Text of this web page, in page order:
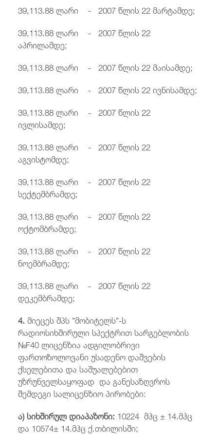
39,113.88 ლარი - 2007 წლის 22 მარტამდე;
39,113.88 ლარი - 2007 წლის 22
აპრილამდე;
39,113.88 ლარი - 2007 წლის 22 მაისამდე;
39,113.88 ლარი - 2007 წლის 22 ივნისამდე;
39,113.88 ლარი - 2007 წლის 22
ივლისამდე;
39,113.88 ლარი - 2007 წლის 22
აგვისტომდე;
39,113.88 ლარი - 2007 წლის 22
სექტემბრამდე;
39,113.88 ლარი - 2007 წლის 22
ოქტომბრამდე;
39,113.88 ლარი - 2007 წლის 22
ნოემბრამდე;
39,113.88 ლარი - 2007 წლის 22
დეკემბრამდე;
4.მიეცეს შპს ”მობიტელს”-ს
რადიოსიხშირული სპექტრით სარგებლობის
№F40 ლიცენზია ადგილობრივი
ფართოზოლოვანი უსადენო დაშვების
ქსელებითა და საშუალებებით
უზრუნველსაყოფად და განესაზღვროს
შემდეგი სალიცენზიო პირობები:
ა) სიხშირულდიაპაზონი: 10224 მჰც ± 14.მჰც
და 10574± 14.მჰც ქ.თბილისში;